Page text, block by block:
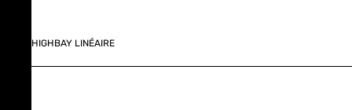
HIGHBAY LINÉAIRE